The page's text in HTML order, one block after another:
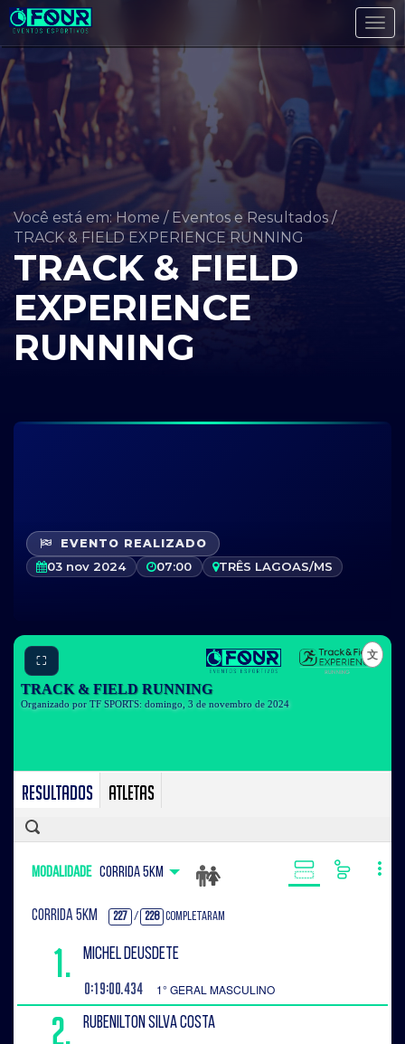
Você está em: Home / Eventos e Resultados /
TRACK & FIELD EXPERIENCE RUNNING
TRACK & FIELD
EXPERIENCE
RUNNING
EVENTO REALIZADO
03 nov 2024 07:00 TRÊS LAGOAS/MS
⛶